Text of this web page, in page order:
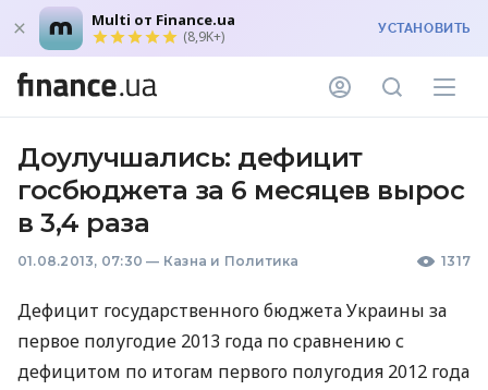
Multi от Finance.ua
(8,9K+) УСТАНОВИТЬ
Доулучшались: дефицит
госбюджета за 6 месяцев вырос
в 3,4 раза
01.08.2013, 07:30 — Казна и Политика 1317
Дефицит государственного бюджета Украины за
первое полугодие 2013 года по сравнению с
дефицитом по итогам первого полугодия 2012 года